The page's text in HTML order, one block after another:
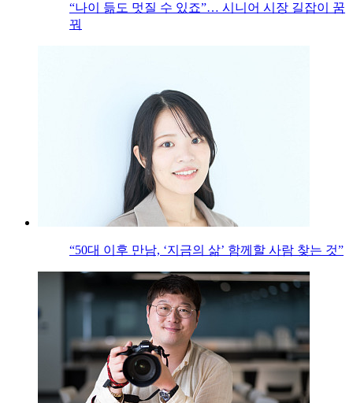
“나이 듦도 멋질 수 있죠”… 시니어 시장 길잡이 꿈
꿔
“50대 이후 만남, ‘지금의 삶’ 함께할 사람 찾는 것”